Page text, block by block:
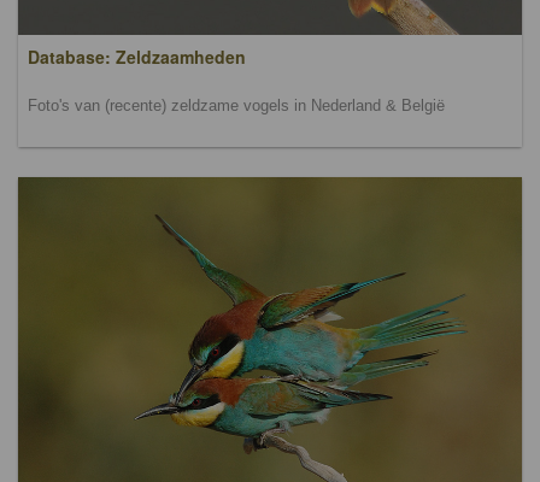
Database: Zeldzaamheden
Foto's van (recente) zeldzame vogels in Nederland & België